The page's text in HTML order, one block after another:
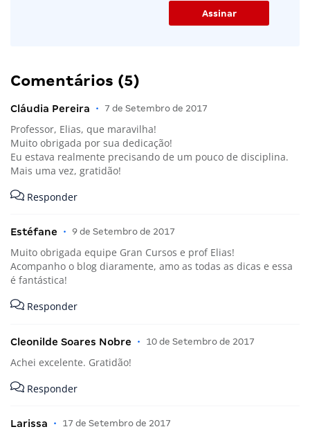
Comentários (5)
Cláudia Pereira • 7 de Setembro de 2017
Professor, Elias, que maravilha!
Muito obrigada por sua dedicação!
Eu estava realmente precisando de um pouco de disciplina.
Mais uma vez, gratidão!
Responder
Estéfane • 9 de Setembro de 2017
Muito obrigada equipe Gran Cursos e prof Elias!
Acompanho o blog diaramente, amo as todas as dicas e essa
é fantástica!
Responder
Cleonilde Soares Nobre • 10 de Setembro de 2017
Achei excelente. Gratidão!
Responder
Larissa • 17 de Setembro de 2017